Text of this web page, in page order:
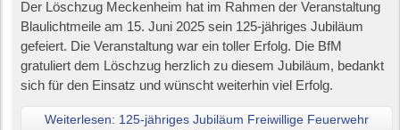
Der Löschzug Meckenheim hat im Rahmen der Veranstaltung
Blaulichtmeile am 15. Juni 2025 sein 125-jähriges Jubiläum
gefeiert. Die Veranstaltung war ein toller Erfolg. Die BfM
gratuliert dem Löschzug herzlich zu diesem Jubiläum, bedankt
sich für den Einsatz und wünscht weiterhin viel Erfolg.
Weiterlesen: 125-jähriges Jubiläum Freiwillige Feuerwehr